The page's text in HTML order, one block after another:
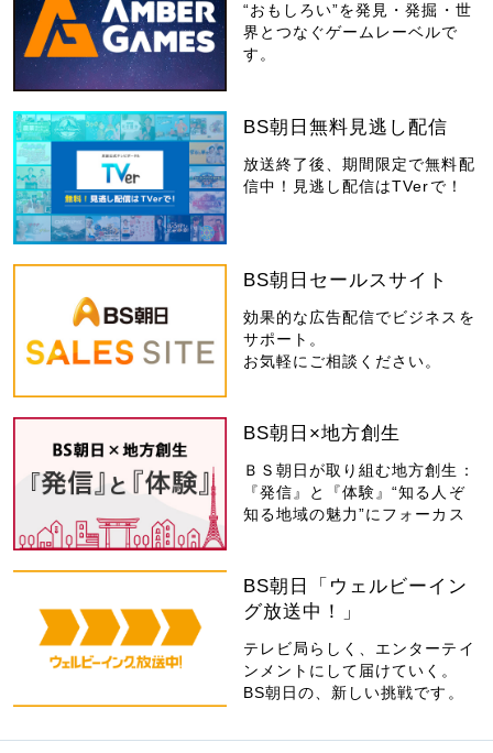
“おもしろい”を発見・発掘・世
界とつなぐゲームレーベルで
す。
BS朝日無料見逃し配信
放送終了後、期間限定で無料配
信中！見逃し配信はTVerで！
BS朝日セールスサイト
効果的な広告配信でビジネスを
サポート。
お気軽にご相談ください。
BS朝日×地方創生
ＢＳ朝日が取り組む地方創生：
『発信』と『体験』“知る人ぞ
知る地域の魅力”にフォーカス
BS朝日「ウェルビーイン
グ放送中！」
テレビ局らしく、エンターテイ
ンメントにして届けていく。
BS朝日の、新しい挑戦です。